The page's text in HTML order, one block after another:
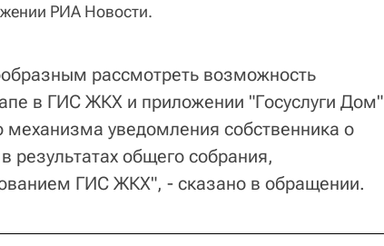
РИА Новости.
рассмотреть возможность
в ГИС ЖКХ и приложении "Госуслуги Дом"
механизма уведомления собственника о
результатах общего собрания,
ГИС ЖКХ", - сказано в обращении.